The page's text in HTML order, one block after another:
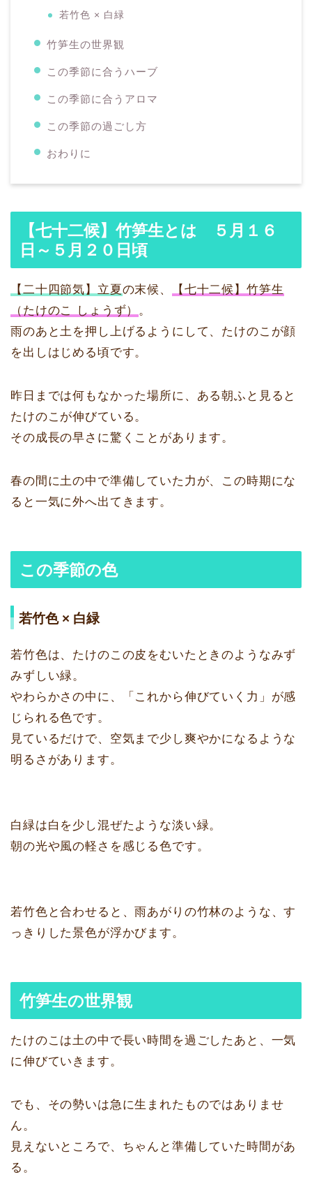
若竹色 × 白緑
竹笋生の世界観
この季節に合うハーブ
この季節に合うアロマ
この季節の過ごし方
おわりに
【七十二候】竹笋生とは ５月１６
日～５月２０日頃
【二十四節気】立夏 の末候、
【七十二候】竹笋生
（たけのこ しょうず） 。
雨のあと土を押し上げるようにして、たけのこが顔
を出しはじめる頃です。
昨日までは何もなかった場所に、ある朝ふと見ると
たけのこが伸びている。
その成長の早さに驚くことがあります。
春の間に土の中で準備していた力が、この時期にな
ると一気に外へ出てきます。
この季節の色
若竹色 × 白緑
若竹色は、たけのこの皮をむいたときのようなみず
みずしい緑。
やわらかさの中に、「これから伸びていく力」が感
じられる色です。
見ているだけで、空気まで少し爽やかになるような
明るさがあります。
白緑は白を少し混ぜたような淡い緑。
朝の光や風の軽さを感じる色です。
若竹色と合わせると、雨あがりの竹林のような、す
っきりした景色が浮かびます。
竹笋生の世界観
たけのこは土の中で長い時間を過ごしたあと、一気
に伸びていきます。
でも、その勢いは急に生まれたものではありませ
ん。
見えないところで、ちゃんと準備していた時間があ
る。